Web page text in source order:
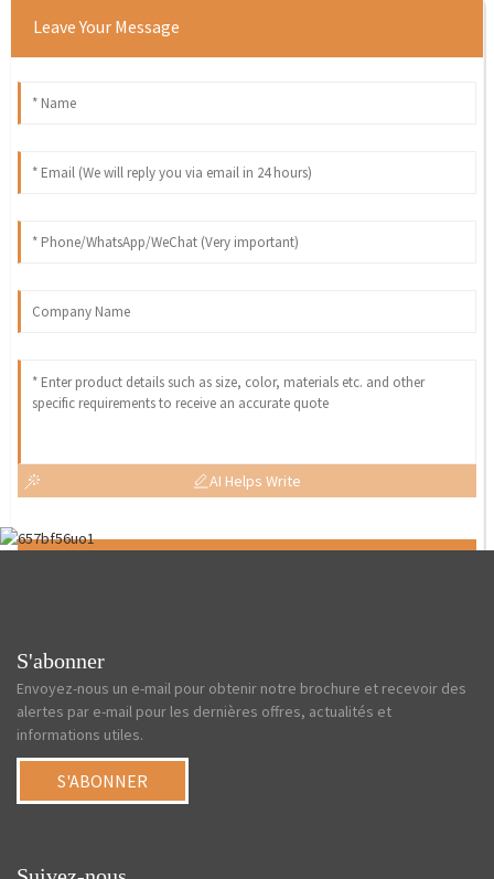
Leave Your Message
AI Helps Write
S'abonner
Envoyez-nous un e-mail pour obtenir notre brochure et recevoir des
alertes par e-mail pour les dernières offres, actualités et
informations utiles.
S'ABONNER